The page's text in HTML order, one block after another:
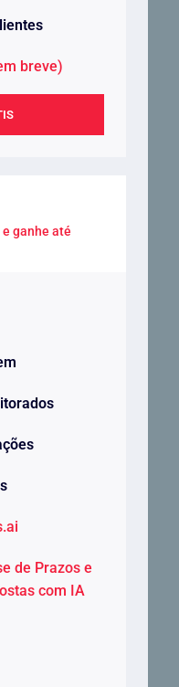
breve)
ganhe até
de Prazos e
com IA